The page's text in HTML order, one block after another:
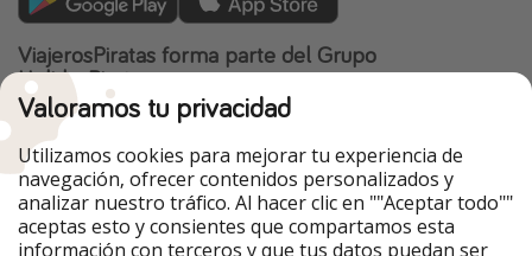
ViajerosPiratas forma parte del Grupo
HolidayPirates
Nuestros mercados
PiratinViaggio
HolidayPirates
VakantiePiraten
WakacyjniPiraci
VoyagesPirates
Ferienpiraten
Urlaubspiraten
Urlaubspiraten
TravelPirates
Valoramos tu privacidad
Utilizamos cookies para mejorar tu experiencia de
navegación, ofrecer contenidos personalizados y
analizar nuestro tráfico. Al hacer clic en ""Aceptar todo""
aceptas esto y consientes que compartamos esta
información con terceros y que tus datos puedan ser